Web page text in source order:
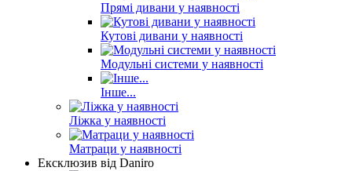
Прямі дивани у наявності
Кутові дивани у наявності
Модульні системи у наявності
Інше...
Ліжка у наявності
Матраци у наявності
Ексклюзив від Daniro